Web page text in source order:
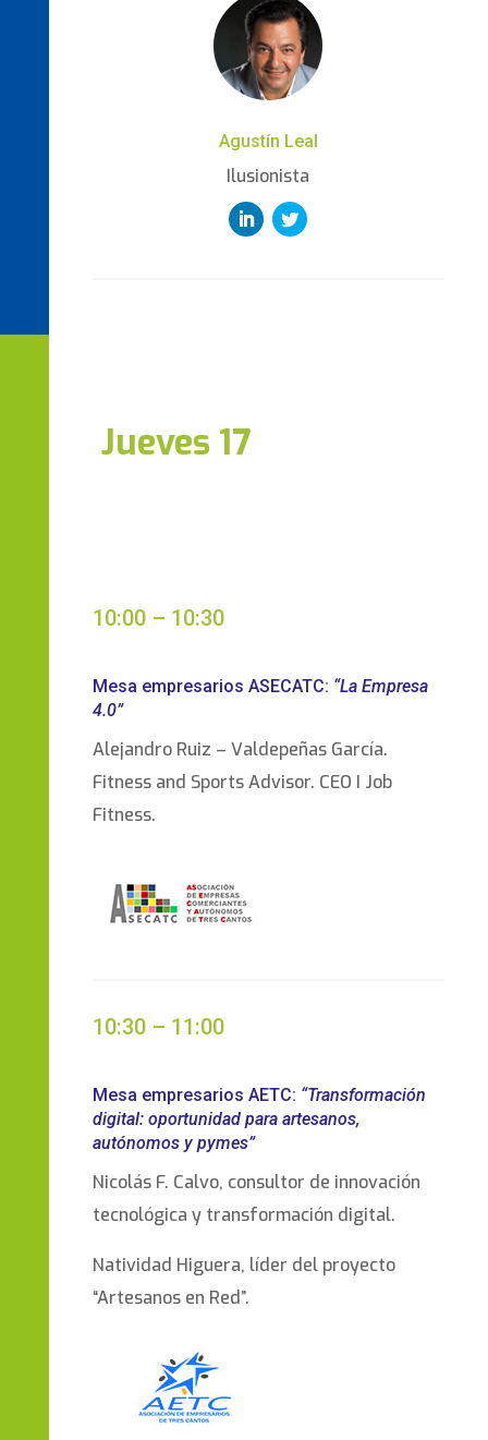
Agustín Leal
Ilusionista
Jueves 17
10:00 – 10:30
Mesa empresarios ASECATC: “La Empresa
4.0”
Alejandro Ruiz – Valdepeñas García.
Fitness and Sports Advisor. CEO I Job
Fitness.
10:30 – 11:00
Mesa empresarios AETC: “Transformación
digital: oportunidad para artesanos,
autónomos y pymes”
Nicolás F. Calvo, consultor de innovación
tecnológica y transformación digital.
Natividad Higuera, líder del proyecto
“Artesanos en Red”.